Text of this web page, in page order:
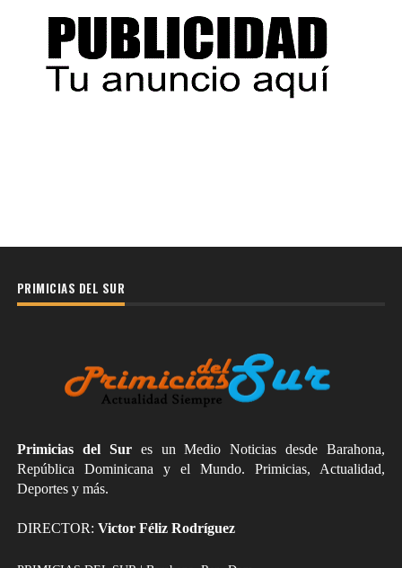
PRIMICIAS DEL SUR
Primicias del Sures un Medio Noticias desde Barahona,
República Dominicana y el Mundo. Primicias, Actualidad,
Deportes y más.
DIRECTOR: Victor Féliz Rodríguez